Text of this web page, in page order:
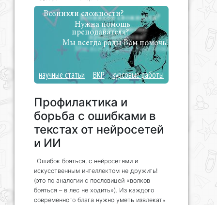
Возникли сложности?
Нужна помощь
преподавателя?
Мы всегда рады Вам помочь!
научные статьи ВКР курсовые работы
Профилактика и
борьба с ошибками в
текстах от нейросетей
и ИИ
Ошибок бояться, с нейросетями и
искусственным интеллектом не дружить!
(это по аналогии с пословицей «волков
бояться – в лес не ходить»). Из каждого
современного блага нужно уметь извлекать